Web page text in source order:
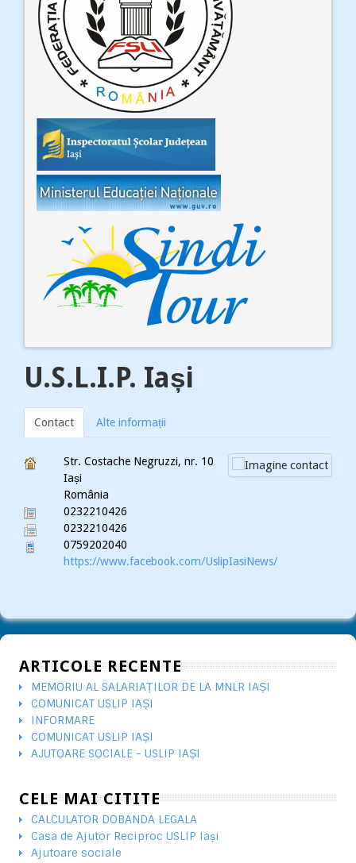
U.S.L.I.P. Iași
Contact Alte informații
Str. Costache Negruzzi, nr. 10
Iași
România
0232210426
0232210426
0759202040
https://www.facebook.com/UslipIasiNews/
ARTICOLE RECENTE
MEMORIU AL SALARIAȚILOR DE LA MNLR IAȘI
COMUNICAT USLIP IAȘI
INFORMARE
COMUNICAT USLIP IAȘI
AJUTOARE SOCIALE - USLIP IAȘI
CELE MAI CITITE
CALCULATOR DOBANDA LEGALA
Casa de Ajutor Reciproc USLIP Iași
Ajutoare sociale